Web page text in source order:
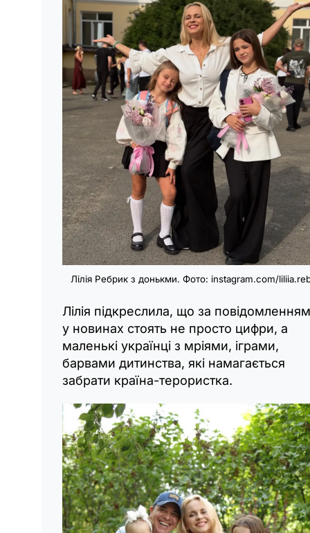
Лілія Ребрик з донькми. Фото: instagram.com/
Лілія підкреслила, що за
у новинах стоять не просто цифри, а
маленькі українці з мріями, іграми,
барвами дитинства, які намагається
забрати країна-терористка.